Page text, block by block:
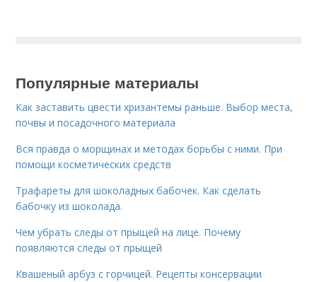
Популярные материалы
Как заставить цвести хризантемы раньше. Выбор места,
почвы и посадочного материала
Вся правда о морщинах и методах борьбы с ними. При
помощи косметических средств
Трафареты для шоколадных бабочек. Как сделать
бабочку из шоколада.
Чем убрать следы от прыщей на лице. Почему
появляются следы от прыщей
Квашеный арбуз с горчицей. Рецепты консервации